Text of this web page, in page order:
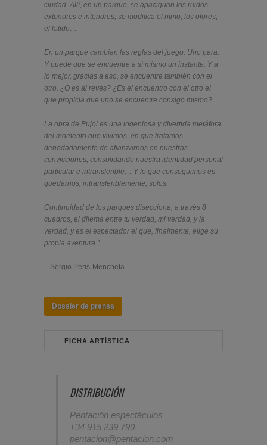
ciudad. Allí, en un parque, se apaciguan los ruidos
exteriores e interiores, se modifica el ritmo, los olores,
el latido…
En un parque cambian las reglas del juego. Uno para.
Y puede que se encuentre a sí mismo un instante. Y a
lo mejor, gracias a eso, se encuentre también con el
otro. ¿O es al revés? ¿Es el encuentro con el otro el
que propicia que uno se encuentre consigo mismo?
La obra de Pujol es una ingeniosa y divertida metáfora
del momento que vivimos, en que tratamos
denodadamente de afianzarnos en nuestras
convicciones, consolidando nuestra identidad personal
particular e intransferible… Y lo que conseguimos es
quedarnos, intransferiblemente, solos.
Continuidad de los parques disecciona, a través 8
cuadros, el dilema entre tu verdad, mi verdad, y la
verdad, y es el espectador el que, finalmente, elige su
propia aventura.”
– Sergio Peris-Mencheta
Dossier de prensa
FICHA ARTÍSTICA
DISTRIBUCIÓN
Pentación espectáculos
+34 915 239 790
pentacion@pentacion.com